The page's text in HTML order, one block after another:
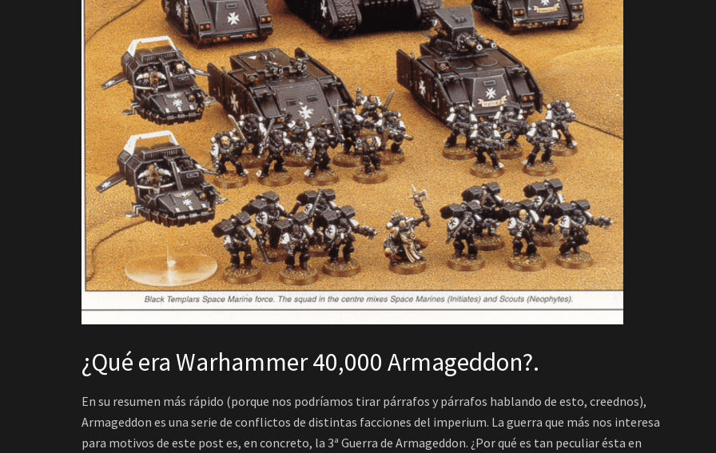
¿Qué era Warhammer 40,000 Armageddon?.
En su resumen más rápido (porque nos podríamos tirar párrafos y párrafos hablando de esto, creednos),
Armageddon es una serie de conflictos de distintas facciones del imperium. La guerra que más nos interesa
para motivos de este post es, en concreto, la 3ª Guerra de Armageddon. ¿Por qué es tan peculiar ésta en